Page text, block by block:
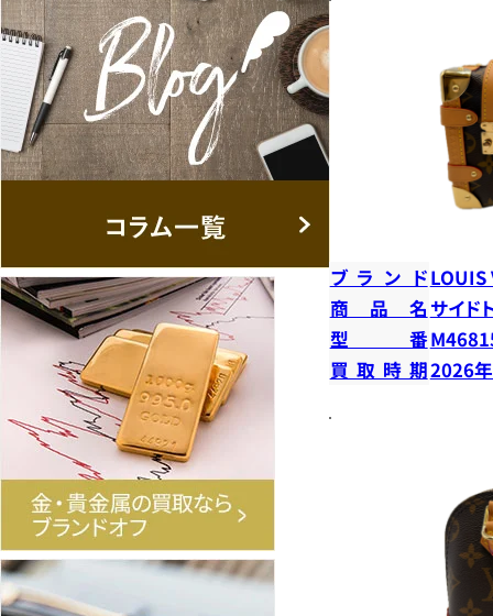
ブランドLOUIS
商品名 サイド
型番
買取時期2026